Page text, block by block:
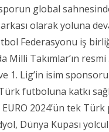
global
olarak yoluna
Federasyonu iş
Milli Takımlar’ın
1. Lig’in isim
futboluna katkı
EURO 2024’ün tek
Dünya Kupası